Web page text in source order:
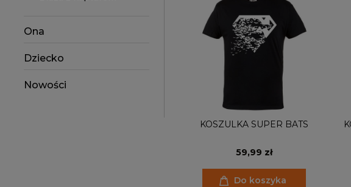
Ona
Dziecko
Nowości
KOSZULKA SUPER BATS
59,99 zł
Do koszyka